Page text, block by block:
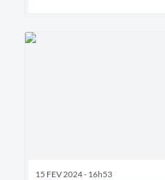
15 FEV 2024 - 16h53